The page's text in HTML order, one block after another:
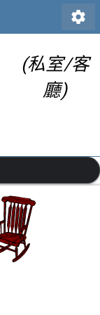
settings
(私室/客
廳)